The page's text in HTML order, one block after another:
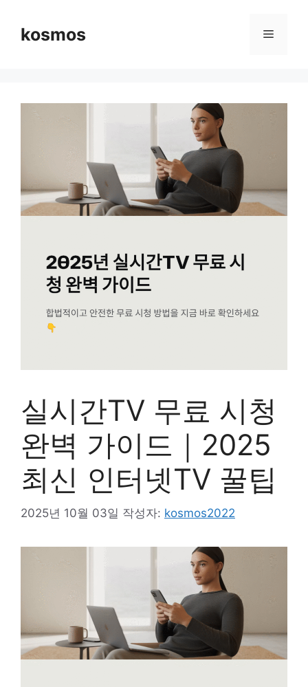
kosmos 메
실시간TV 무료 시청
완벽 가이드｜2025
최신 인터넷TV 꿀팁
2025년 10월 03일 작성자: kosmos2022